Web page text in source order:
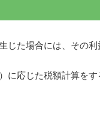
た場合には、その利
応じた税額計算を